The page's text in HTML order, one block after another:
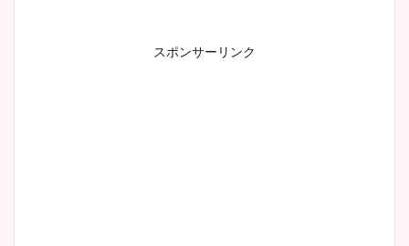
スポンサーリンク